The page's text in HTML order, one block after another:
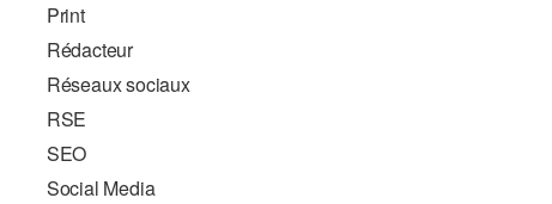
Print
Rédacteur
Réseaux sociaux
RSE
SEO
Social Media